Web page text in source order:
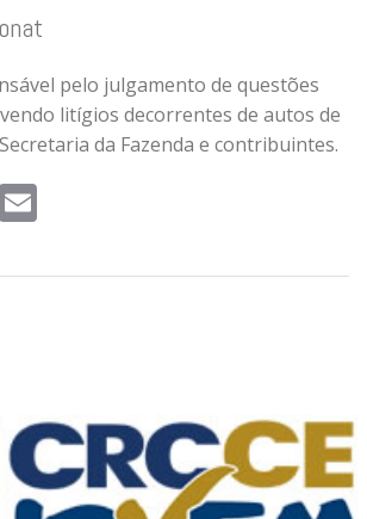
pelo julgamento de questões
litígios decorrentes de autos de
da Fazenda e contribuintes.
WhatsApp